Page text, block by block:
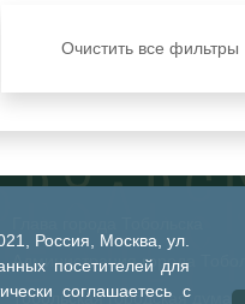
Россия, Москва, ул.
посетителей для
соглашаетесь с
Очистить все фильтры
Администрация города
Тобольская городская дума